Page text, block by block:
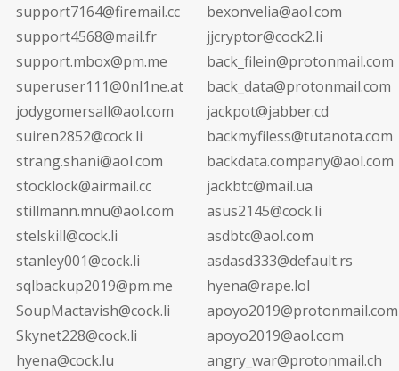
support7164@firemail.cc
bexonvelia@aol.com
support4568@mail.fr
jjcryptor@cock2.li
support.mbox@pm.me
back_filein@protonmail.com
superuser111@0nl1ne.at
back_data@protonmail.com
jodygomersall@aol.com
jackpot@jabber.cd
suiren2852@cock.li
backmyfiless@tutanota.com
strang.shani@aol.com
backdata.company@aol.com
stocklock@airmail.cc
jackbtc@mail.ua
stillmann.mnu@aol.com
asus2145@cock.li
stelskill@cock.li
asdbtc@aol.com
stanley001@cock.li
asdasd333@default.rs
sqlbackup2019@pm.me
hyena@rape.lol
SoupMactavish@cock.li
apoyo2019@protonmail.com
Skynet228@cock.li
apoyo2019@aol.com
hyena@cock.lu
angry_war@protonmail.ch